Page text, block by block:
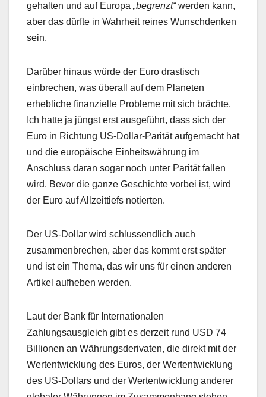
gehalten und auf Europa „begrenzt“werden kann,
aber das dürfte in Wahrheit reines Wunschdenken
sein.
Darüber hinaus würde der Euro drastisch
einbrechen, was überall auf dem Planeten
erhebliche finanzielle Probleme mit sich brächte.
Ich hatte ja jüngst erst ausgeführt, dass sich der
Euro in Richtung US-Dollar-Parität aufgemacht hat
und die europäische Einheitswährung im
Anschluss daran sogar noch unter Parität fallen
wird. Bevor die ganze Geschichte vorbei ist, wird
der Euro auf Allzeittiefs notierten.
Der US-Dollar wird schlussendlich auch
zusammenbrechen, aber das kommt erst später
und ist ein Thema, das wir uns für einen anderen
Artikel aufheben werden.
Laut der Bank für Internationalen
Zahlungsausgleich gibt es derzeit rund USD 74
Billionen an Währungsderivaten, die direkt mit der
Wertentwicklung des Euros, der Wertentwicklung
des US-Dollars und der Wertentwicklung anderer